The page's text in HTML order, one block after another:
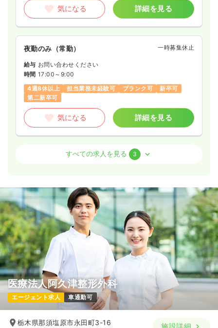
気になる 詳細を見る
その他
日勤のみ（常勤）
給与 28.8万円〜/月 賞与2回
※一例
時間 8:30～17:30
4週8休以上
担当業務未経験可 ブランク可
第二新卒可
月給28万円以上可
気になる 詳細を見る
夜勤のみ（常勤） 一時募集休止
給与 お問い合わせください
時間 17:00～9:00
4週8休以上
担当業務未経験可 ブランク可
新卒可
第二新卒可
気になる 詳細を見る
給与 19.6〜25.6万円/月 賞与2ヶ月
※一例
時間 8:30～17:30
月給25万円以上可
気になる 詳細を見る
日勤のみ（パート） 一時募集休止
給与 お問い合わせください
時間 8:30～17:30
すべての求人を見る 3
医療法人阿久津整形外科
エージェント求人 車通勤可
栃木県那須塩原市永田町3-16